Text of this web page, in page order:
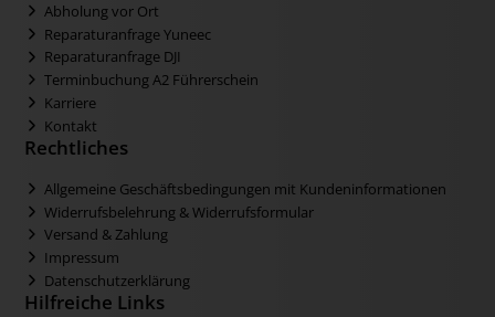
Abholung vor Ort
Reparaturanfrage Yuneec
Reparaturanfrage DJI
Terminbuchung A2 Führerschein
Karriere
Kontakt
Rechtliches
Allgemeine Geschäftsbedingungen mit Kundeninformationen
Widerrufsbelehrung & Widerrufsformular
Versand & Zahlung
Impressum
Datenschutzerklärung
Hilfreiche Links